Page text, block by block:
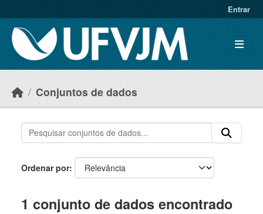
Entrar
Conjuntos de dados
Ordenar por
1 conjunto de dados encontrado